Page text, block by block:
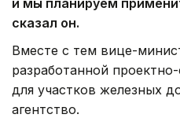
сказал он.
Вместе с тем вице-
разработанной
для участков железных
агентство.